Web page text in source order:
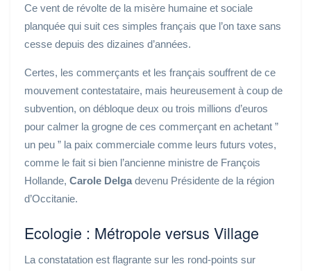
Ce vent de révolte de la misère humaine et sociale
planquée qui suit ces simples français que l’on taxe sans
cesse depuis des dizaines d’années.
Certes, les commerçants et les français souffrent de ce
mouvement contestataire, mais heureusement à coup de
subvention, on débloque deux ou trois millions d’euros
pour calmer la grogne de ces commerçant en achetant ”
un peu ” la paix commerciale comme leurs futurs votes,
comme le fait si bien l’ancienne ministre de François
Hollande, Carole Delga devenu Présidente de la région
d’Occitanie.
Ecologie : Métropole versus Village
La constatation est flagrante sur les rond-points sur